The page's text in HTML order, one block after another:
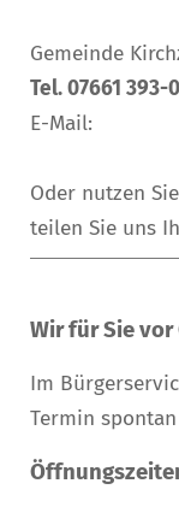
Gemeinde
Tel. 07661 393-0
E-Mail:
Oder nutzen
teilen Sie uns
Wir für Sie vor
Im
Termin